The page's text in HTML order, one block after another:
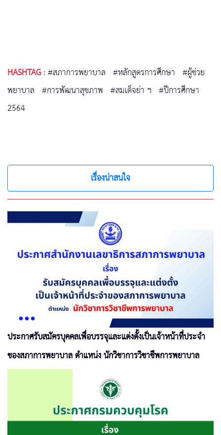
HASHTAG:#สภาการพยาบาล #หลักสูตรการศึกษา #ผู้ช่วย
พยาบาล #การพัฒนาสุขภาพ #สมเด็จย่า ฯ #ปีการศึกษา
2564
เรื่องน่าสนใจ
ประกาศรับสมัครบุคคลเพื่อบรรจุและแต่งตั้งเป็นเจ้าหน้าที่ประจำ
ของสภาการพยาบาล ตำแหน่ง นักวิชาการวิชาชีพการพยาบาล